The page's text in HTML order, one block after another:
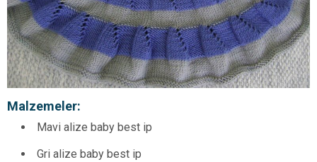
Malzemeler:
Mavi alize baby best ip
Gri alize baby best ip